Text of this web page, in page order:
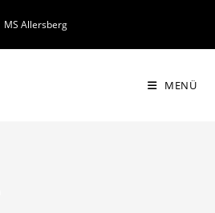
MS Allersberg
MENÜ